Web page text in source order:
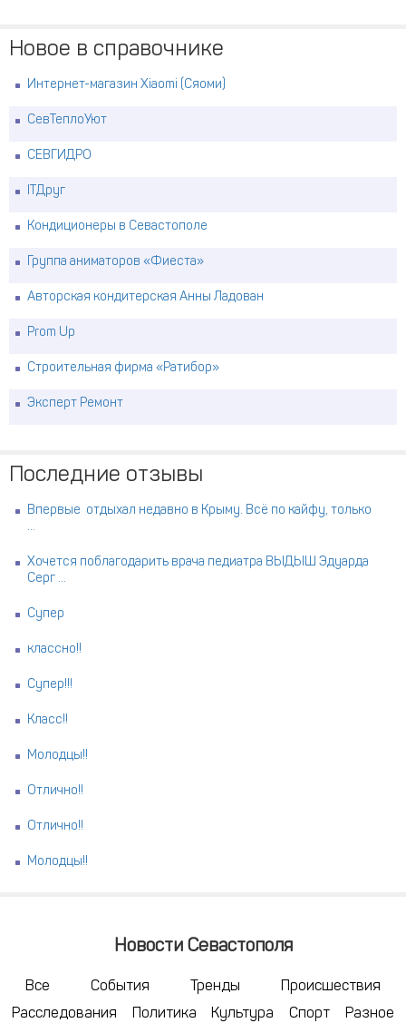
Новое в справочнике
Интернет-магазин Xiaomi (Сяоми)
СевТеплоУют
СЕВГИДРО
ITДруг
Кондиционеры в Севастополе
Группа аниматоров «Фиеста»
Авторская кондитерская Анны Ладован
Prom Up
Строительная фирма «Ратибор»
Эксперт Ремонт
Последние отзывы
Впервые отдыхал недавно в Крыму. Всё по кайфу, только
...
Хочется поблагодарить врача педиатра ВЫДЫШ Эдуарда
Серг ...
Супер
классно!!
Супер!!!
Класс!!
Молодцы!!
Отлично!!
Отлично!!
Молодцы!!
Новости Севастополя
Все События Тренды
Происшествия
Расследования
Политика Культура Спорт Разное